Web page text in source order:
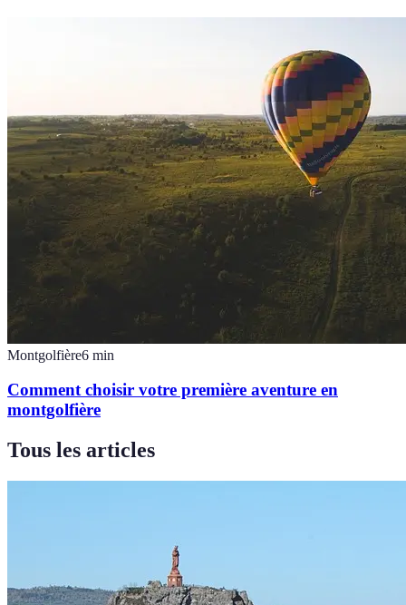
Montgolfière6 min
Comment choisir votre première aventure en
montgolfière
Tous les articles